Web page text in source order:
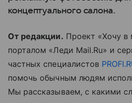
концептуального салона.
От редакции. Проект «Хочу в
порталом «Леди Mail.Ru» и
частных специалистов
помочь обычным людям
Мы рассказываем, с какими